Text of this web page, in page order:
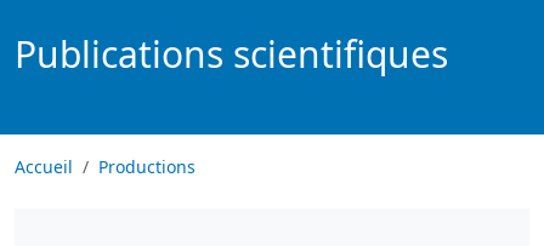
Publications scientifiques
Accueil Productions